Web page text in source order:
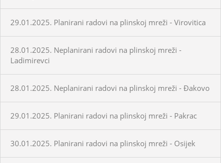
29.01.2025. Planirani radovi na plinskoj mreži - Virovitica
28.01.2025. Neplanirani radovi na plinskoj mreži -
Ladimirevci
28.01.2025. Neplanirani radovi na plinskoj mreži - Đakovo
29.01.2025. Planirani radovi na plinskoj mreži - Pakrac
30.01.2025. Planirani radovi na plinskoj mreži - Osijek